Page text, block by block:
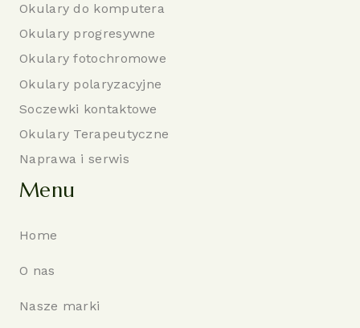
Okulary do komputera
Okulary progresywne
Okulary fotochromowe
Okulary polaryzacyjne
Soczewki kontaktowe
Okulary Terapeutyczne
Naprawa i serwis
Menu
Home
O nas
Nasze marki